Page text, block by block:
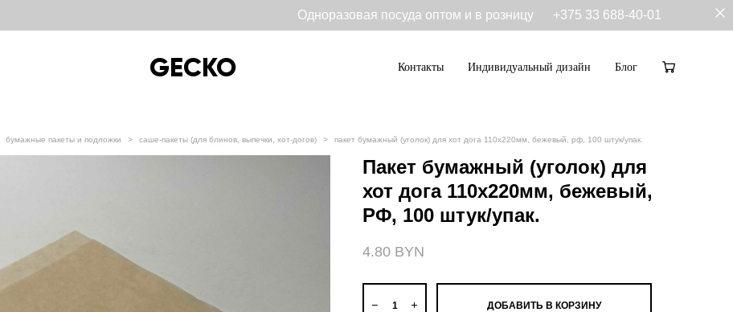
Одноразовая посуда оптом и в розницу +375 33 688-40-01
GECKO Контакты Индивидуальный дизайн Блог
GECKO
бумажные пакеты и подложки > саше-пакеты (для блинов, выпечки, хот-догов) > пакет бумажный (уголок) для хот дога 110х220мм, бежевый, рф, 100 штук/упак.
Пакет бумажный (уголок) для
хот дога 110х220мм, бежевый,
РФ, 100 штук/упак.
4.80 BYN
ДОБАВИТЬ В КОРЗИНУ